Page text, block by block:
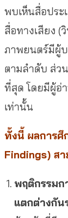
พบเห็นสื่อประ
สื่อทางเสียง (
ภาพยนตร์มีผู้บ
ตามลำดับ ส่ว
ที่สุด โดยมีผู้อ่
เท่านั้น
ทั้งนี้ ผลการ
Findings) ส
พฤติกรรมก
แตกต่างกัน